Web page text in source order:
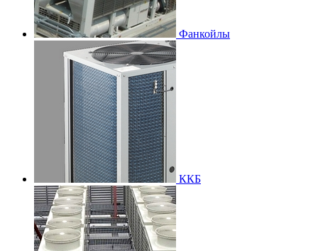
Фанкойлы
ККБ